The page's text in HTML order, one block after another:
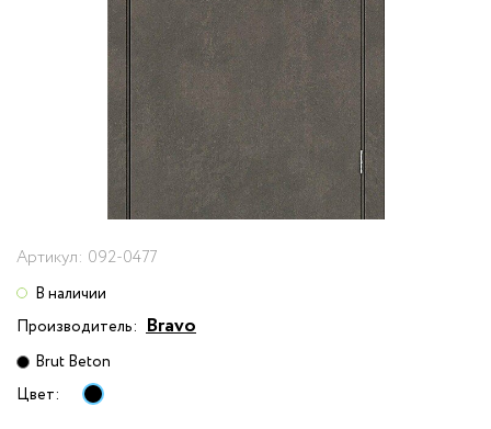
Артикул: 092-0477
В наличии
Производитель: Bravo
Brut Beton
Цвет: